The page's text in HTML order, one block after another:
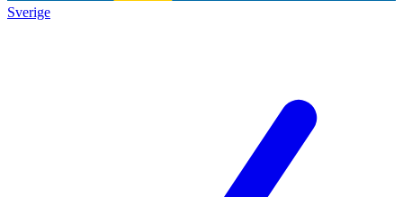
Sverige